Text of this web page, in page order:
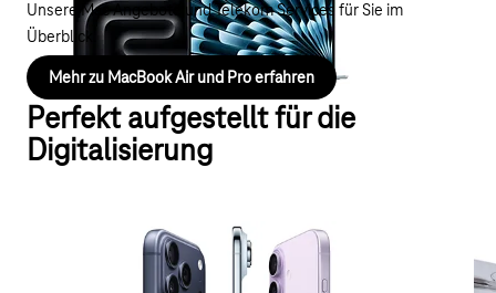
Unsere Mac Angebote und Telekom Services für Sie im
Überblick.
Mehr zu MacBook Air und Pro erfahren
Perfekt aufgestellt für die
Digitalisierung
iPhone für Ihr Business